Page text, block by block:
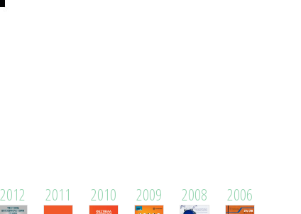
2012 2011 2010 2009 2008 2006